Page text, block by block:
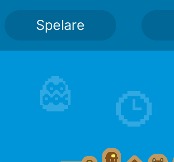
Spelare